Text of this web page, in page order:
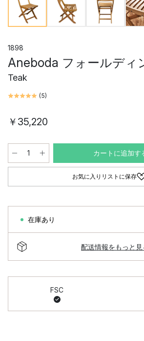
1898
Aneboda フォールディ
Teak
(5)
￥35,220
カートに追加す
お気に入りリストに保存
在庫あり
配送情報をもっと見
FSC